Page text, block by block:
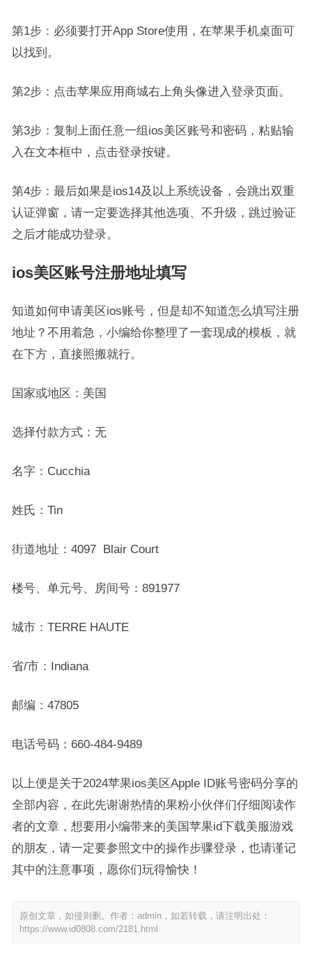
第1步：必须要打开App Store使用，在苹果手机桌面可
以找到。
第2步：点击苹果应用商城右上角头像进入登录页面。
第3步：复制上面任意一组ios美区账号和密码，粘贴输
入在文本框中，点击登录按键。
第4步：最后如果是ios14及以上系统设备，会跳出双重
认证弹窗，请一定要选择其他选项、不升级，跳过验证
之后才能成功登录。
ios美区账号注册地址填写
知道如何申请美区ios账号，但是却不知道怎么填写注册
地址？不用着急，小编给你整理了一套现成的模板，就
在下方，直接照搬就行。
国家或地区：美国
选择付款方式：无
名字：Cucchia
姓氏：Tin
街道地址：4097 Blair Court
楼号、单元号、房间号：891977
城市：TERRE HAUTE
省/市：Indiana
邮编：47805
电话号码：660-484-9489
以上便是关于2024苹果ios美区Apple ID账号密码分享的
全部内容，在此先谢谢热情的果粉小伙伴们仔细阅读作
者的文章，想要用小编带来的美国苹果id下载美服游戏
的朋友，请一定要参照文中的操作步骤登录，也请谨记
其中的注意事项，愿你们玩得愉快！
原创文章，如侵则删。作者：admin，如若转载，请注明出处：
https://www.id0808.com/2181.html